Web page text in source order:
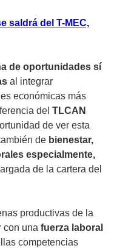
saldrá del T-MEC,
de oportunidades sí
al integrar
económicas más
del TLCAN
de ver esta
de bienestar,
especialmente,
de la cartera del
productivas de la
con una fuerza laboral
competencias